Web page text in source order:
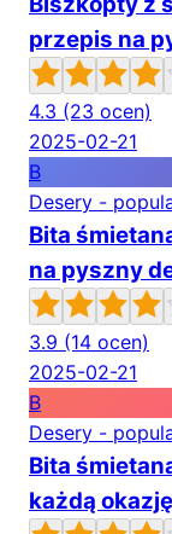
przepis na
4.3 (23 ocen)
2025-02-21
B
Desery -
Bita
na pyszny
3.9 (14 ocen)
2025-02-21
B
Desery -
Bita
każdą okazję